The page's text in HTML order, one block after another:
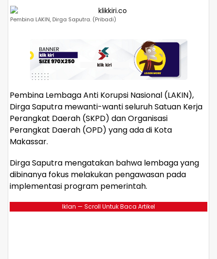
Pembina LAKIN, Dirga Saputra. (Pribadi)
Pembina Lembaga Anti Korupsi Nasional (LAKIN),
Dirga Saputra mewanti-wanti seluruh Satuan Kerja
Perangkat Daerah (SKPD) dan Organisasi
Perangkat Daerah (OPD) yang ada di Kota
Makassar.
Dirga Saputra mengatakan bahwa lembaga yang
dibinanya fokus melakukan pengawasan pada
implementasi program pemerintah.
Iklan — Scroll Untuk Baca Artikel